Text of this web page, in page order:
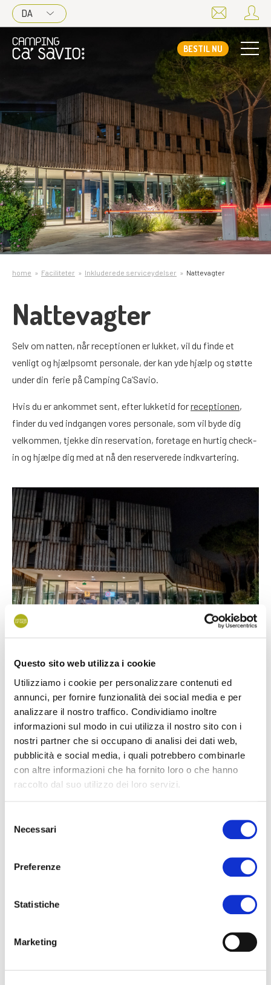
Questo sito web utilizza i cookie
Utilizziamo i cookie per personalizzare contenuti ed
annunci, per fornire funzionalità dei social media e per
analizzare il nostro traffico. Condividiamo inoltre
informazioni sul modo in cui utilizza il nostro sito con i
nostri partner che si occupano di analisi dei dati web,
pubblicità e social media, i quali potrebbero combinarle
con altre informazioni che ha fornito loro o che hanno
raccolto dal suo utilizzo dei loro servizi.
delNecessari
Preferenze
Statistiche
Marketing
DA
BESTIL NU
home Faciliteter Inkluderede serviceydelser Nattevagter
Nattevagter
Selv om natten, når receptionen er lukket, vil du finde et
venligt og hjælpsomt personale, der kan yde hjælp og støtte
under din ferie på Camping Ca’Savio.
Hvis du er ankommet sent, efter lukketid forreceptionen,
finder du ved indgangen vores personale, som vil byde dig
velkommen, tjekke din reservation, foretage en hurtig check-
in og hjælpe dig med at nå den reserverede indkvartering.
Uanset om det er i lav- og højsæsonen, kan gæsterne på
campingpladsen altid kontakte nattepersonalet i receptionen
med henvendelser om akutte problemer eller for at anmode
om hjælp i nødstilfælde.
Nattepersonalet fører tilsyn med hele campingpladsen med
cykel- eller elvognskontrolrunder og bestræber sig på at
overholdelsen af bilforbuddet. Så kan du sove stille og roligt!